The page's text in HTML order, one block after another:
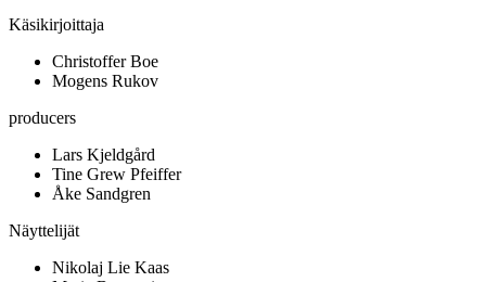
Käsikirjoittaja
Christoffer Boe
Mogens Rukov
producers
Lars Kjeldgård
Tine Grew Pfeiffer
Åke Sandgren
Näyttelijät
Nikolaj Lie Kaas